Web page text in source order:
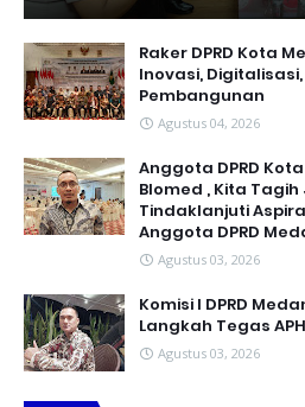
Raker DPRD Kota
Inovasi,
Pembangunan
Agustus 04, 2026
Anggota DPRD
Blomed , Kita
Tindaklanjuti
Anggota DPRD
Agustus 03, 2026
Komisi I DPRD
Langkah Tegas
Agustus 03, 2026